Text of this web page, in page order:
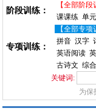
阶段训练：
【全部阶段
课课练 单元
专项训练：
【全部专项
拼音 汉字
英语阅读
古诗文 综
关键词:
为保